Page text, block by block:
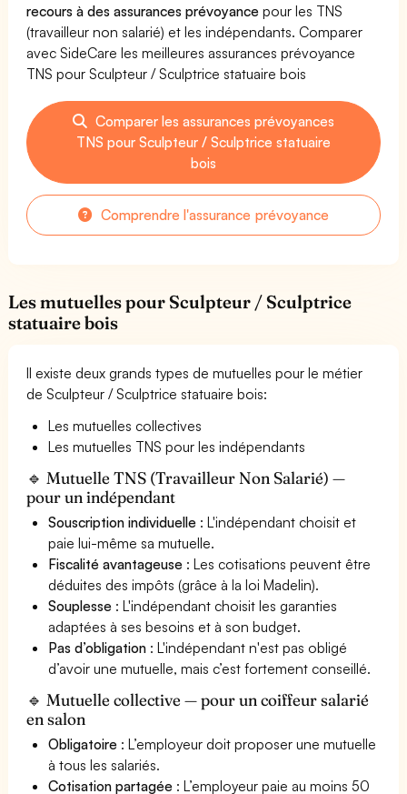
recours à des assurances prévoyance pour les TNS
(travailleur non salarié) et les indépendants. Comparer
avec SideCare les meilleures assurances prévoyance
TNS pour Sculpteur / Sculptrice statuaire bois
Comparer les assurances prévoyances
TNS pour Sculpteur / Sculptrice statuaire
bois
Comprendre l'assurance prévoyance
Les mutuelles pour Sculpteur / Sculptrice
statuaire bois
Il existe deux grands types de mutuelles pour le métier
de Sculpteur / Sculptrice statuaire bois:
Les mutuelles collectives
Les mutuelles TNS pour les indépendants
🔹 Mutuelle TNS (Travailleur Non Salarié) —
pour un indépendant
Souscription individuelle : L'indépendant choisit et
paie lui-même sa mutuelle.
Fiscalité avantageuse : Les cotisations peuvent être
déduites des impôts (grâce à la loi Madelin).
Souplesse : L'indépendant choisit les garanties
adaptées à ses besoins et à son budget.
Pas d’obligation : L'indépendant n'est pas obligé
d’avoir une mutuelle, mais c’est fortement conseillé.
🔹 Mutuelle collective — pour un coiffeur salarié
en salon
Obligatoire : L’employeur doit proposer une mutuelle
à tous les salariés.
Cotisation partagée : L’employeur paie au moins 50